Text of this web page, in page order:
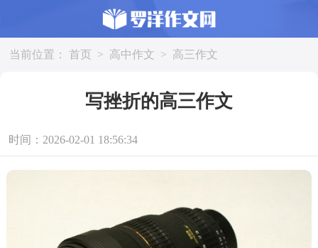
当前位置： 首页 > 高中作文 > 高三作文
写挫折的高三作文
时间：2026-02-01 18:56:34